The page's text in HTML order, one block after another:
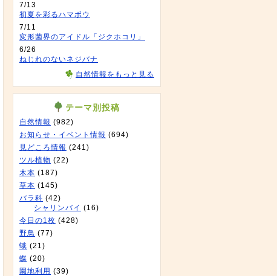
7/13
初夏を彩るハマボウ
7/11
変形菌界のアイドル「ジクホコリ」
6/26
ねじれのないネジバナ
自然情報をもっと見る
テーマ別投稿
自然情報 (982)
お知らせ・イベント情報 (694)
見どころ情報 (241)
ツル植物 (22)
木本 (187)
草本 (145)
バラ科 (42)
シャリンバイ (16)
今日の1枚 (428)
野鳥 (77)
蛾 (21)
蝶 (20)
園地利用 (39)